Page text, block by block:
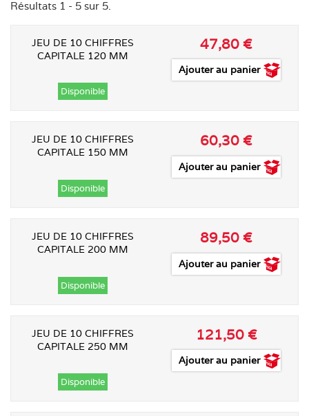
Résultats 1 - 5 sur 5.
JEU DE 10 CHIFFRES
CAPITALE 120 MM
47,80 €
Ajouter au panier
Disponible
JEU DE 10 CHIFFRES
CAPITALE 150 MM
60,30 €
Ajouter au panier
Disponible
JEU DE 10 CHIFFRES
CAPITALE 200 MM
89,50 €
Ajouter au panier
Disponible
JEU DE 10 CHIFFRES
CAPITALE 250 MM
121,50 €
Ajouter au panier
Disponible